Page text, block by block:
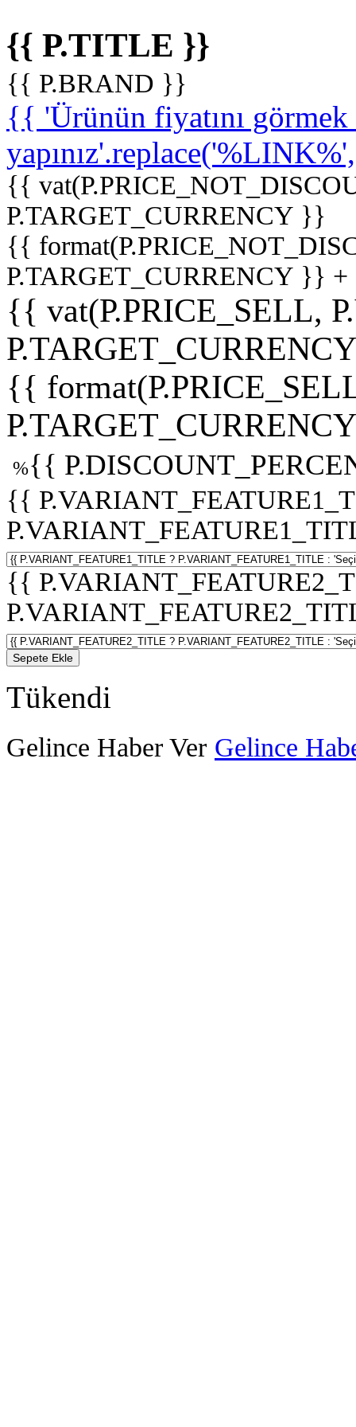
{{ P.TITLE }}
{{ P.BRAND }}
{{ 'Ürünün fiyatını
{{
P.TARGET_CURRENCY }}
{{
P.TARGET_CURRENCY }}
{{ vat(P.PRICE_SELL,
{{
%{{
{{
{{
Sepete Ekle
Tükendi
Gelince Haber Ver Gelince